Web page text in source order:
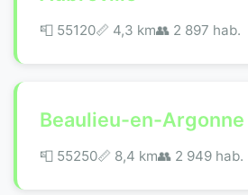
📮 55120📏 4,3 km👥 2 897 hab.
Beaulieu-en-Argonne
📮 55250📏 8,4 km👥 2 949 hab.